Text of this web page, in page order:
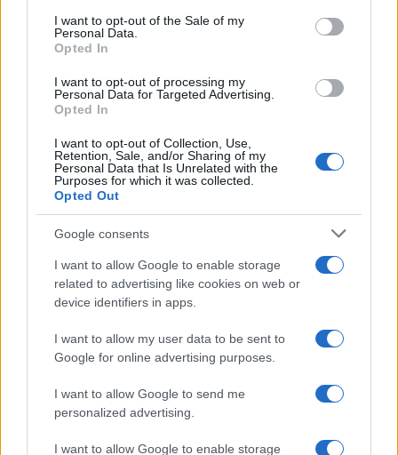
I want to opt-out of the Sale of my
Personal Data.
Opted In
I want to opt-out of processing my
Personal Data for Targeted Advertising.
Opted In
I want to opt-out of Collection, Use,
Retention, Sale, and/or Sharing of my
Personal Data that Is Unrelated with the
Purposes for which it was collected.
Opted Out
Google consents
I want to allow Google to enable storage
related to advertising like cookies on web or
device identifiers in apps.
I want to allow my user data to be sent to
Google for online advertising purposes.
I want to allow Google to send me
personalized advertising.
I want to allow Google to enable storage
#flotila